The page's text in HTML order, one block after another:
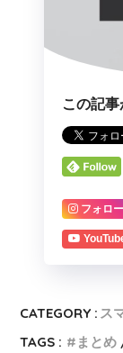
この記
フォロ
CATEGORY : ス
TAGS :
まとめ